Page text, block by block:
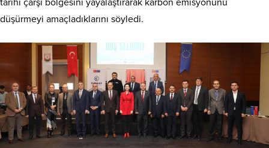
düşürmeyi amaçladıklarını söyledi.